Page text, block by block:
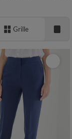
Grille